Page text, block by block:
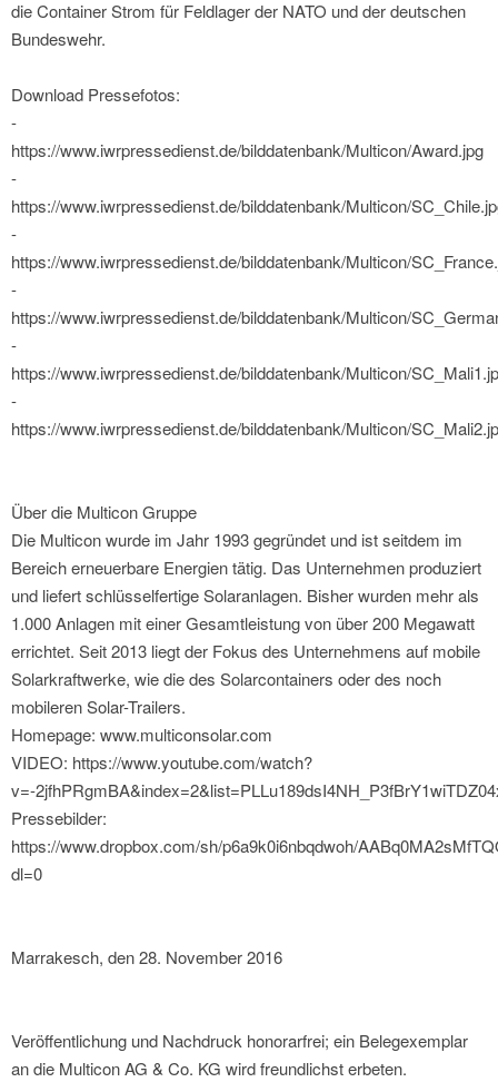
die Container Strom für Feldlager der NATO und der deutschen
Bundeswehr.
Download Pressefotos:
-
https://www.iwrpressedienst.de/bilddatenbank/Multicon/Award.jpg
-
https://www.iwrpressedienst.de/bilddatenbank/Multicon/
-
https://www.iwrpressedienst.de/bilddatenbank/Multicon/
-
https://www.iwrpressedienst.de/bilddatenbank/Multicon/
-
https://www.iwrpressedienst.de/bilddatenbank/Multicon/
-
https://www.iwrpressedienst.de/bilddatenbank/Multicon/
Über die Multicon Gruppe
Die Multicon wurde im Jahr 1993 gegründet und ist seitdem im
Bereich erneuerbare Energien tätig. Das Unternehmen produziert
und liefert schlüsselfertige Solaranlagen. Bisher wurden mehr als
1.000 Anlagen mit einer Gesamtleistung von über 200 Megawatt
errichtet. Seit 2013 liegt der Fokus des Unternehmens auf mobile
Solarkraftwerke, wie die des Solarcontainers oder des noch
mobileren Solar-Trailers.
Homepage: www.multiconsolar.com
VIDEO: https://www.youtube.com/watch?
v=-
Pressebilder:
https://www.dropbox.com/sh/p6a9k0i6nbqdwoh/
dl=0
Marrakesch, den 28. November 2016
Veröffentlichung und Nachdruck honorarfrei; ein Belegexemplar
an die Multicon AG & Co. KG wird freundlichst erbeten.